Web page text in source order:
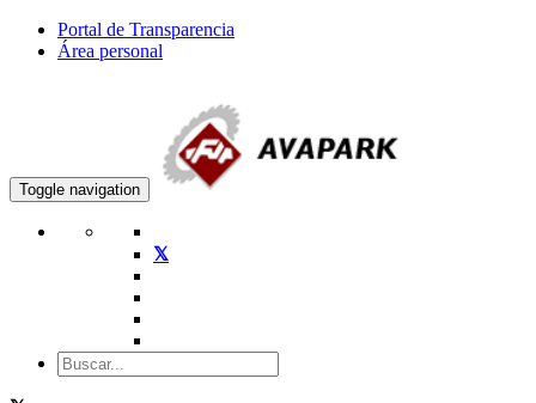
Portal de Transparencia
Área personal
Toggle navigation